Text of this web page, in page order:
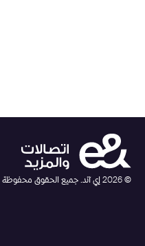
©
2026 إي آند. جميع الحقوق محفوظة